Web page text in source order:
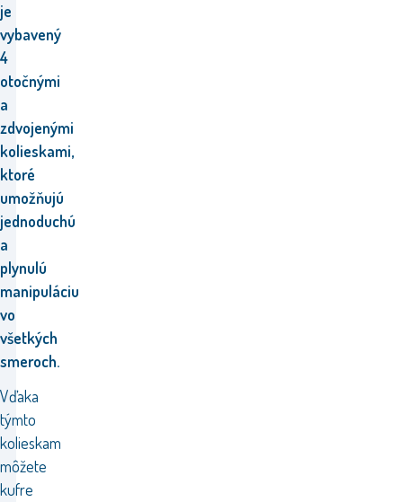
je
vybavený
4
otočnými
a
zdvojenými
kolieskami,
ktoré
umožňujú
jednoduchú
a
plynulú
manipuláciu
vo
všetkých
smeroch.
Vďaka
týmto
kolieskam
môžete
kufre